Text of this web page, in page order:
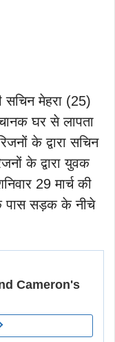
सचिन मेहरा (25)
घर से लापता
के द्वारा सचिन
के द्वारा युवक
29 मार्च की
पास सड़क के नीचे